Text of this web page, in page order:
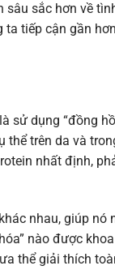
sắc hơn về
tiếp cận gần
là sử dụng “đồng
trên da và
nhất định,
nhau, giúp nó
nào được
thể giải thích